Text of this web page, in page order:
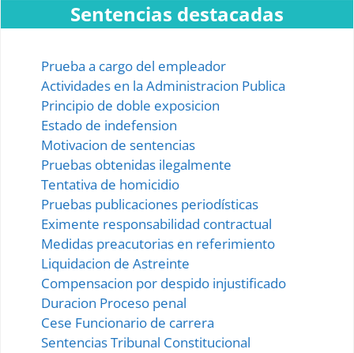
Sentencias destacadas
Prueba a cargo del empleador
Actividades en la Administracion Publica
Principio de doble exposicion
Estado de indefension
Motivacion de sentencias
Pruebas obtenidas ilegalmente
Tentativa de homicidio
Pruebas publicaciones periodísticas
Eximente responsabilidad contractual
Medidas preacutorias en referimiento
Liquidacion de Astreinte
Compensacion por despido injustificado
Duracion Proceso penal
Cese Funcionario de carrera
Sentencias Tribunal Constitucional